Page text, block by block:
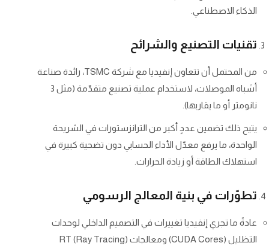
الذكاء الاصطناعي.
تقنيات التصنيع والشرائح
من المحتمل أن تتعاون إنفيديا مع شركة TSMC، رائدة صناعة
أشباه الموصلات، لاستخدام عملية تصنيع متقدّمة (مثل 3
نانومتر أو ما يقاربها).
يتيح ذلك تضمين عددٍ أكبر من الترانزستورات في الشريحة
الواحدة، ما يرفع معدّل الأداء الحسابي دون تضحية كبيرة في
استهلاك الطاقة أو زيادة الحرارات.
تطوّرات في بنية المعالج الرسومي
عادةً ما تجري إنفيديا تغييرات في التصميم الداخلي لوحدات
التظليل (CUDA Cores) ومعالجات RT (Ray Tracing)